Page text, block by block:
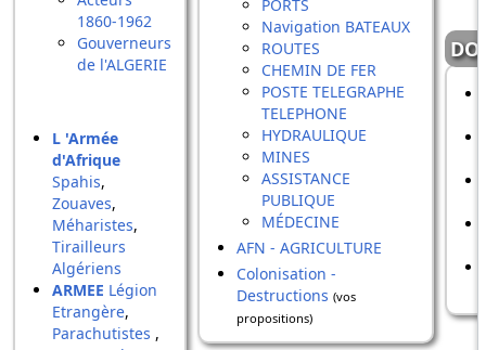
1860-1962
Gouverneurs
de l'ALGERIE
L 'Armée
d'Afrique
Spahis,
Zouaves,
Méharistes,
Tirailleurs
Algériens
ARMEE Légion
Etrangère,
Parachutistes ,
PORTS
Navigation BATEAUX
ROUTES
CHEMIN DE FER
POSTE TELEGRAPHE
TELEPHONE
HYDRAULIQUE
MINES
ASSISTANCE
PUBLIQUE
MÉDECINE
AFN - AGRICULTURE
Colonisation -
Destructions (vos
propositions)